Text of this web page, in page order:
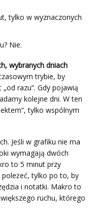
tylko w wyznaczonych
Nie.
wybranych dniach
trybie, by
„od razu”. Gdy pojawią
kolejne dni. W ten
tylko wspólnym
Jeśli w grafiku nie ma
wymagają dwóch
to 5 minut przy
tylko po to, by
i notatki. Makro to
ruchu, którego